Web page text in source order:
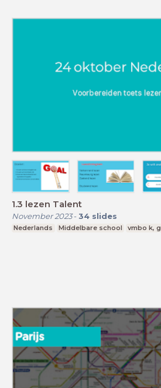
1.3 lezen Talent
November 2023- 34 slides
Nederlands Middelbare school vmbo k, g